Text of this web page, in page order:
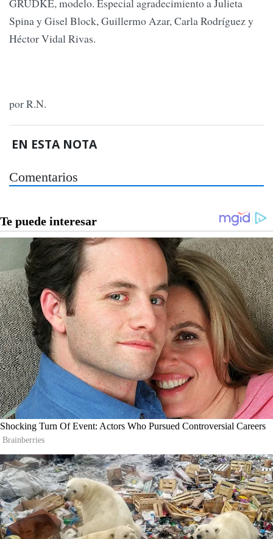
GRUDKE, modelo. Especial agradecimiento a Julieta
Spina y Gisel Block, Guillermo Azar, Carla Rodríguez y
Héctor Vidal Rivas.
por R.N.
EN ESTA NOTA
Comentarios